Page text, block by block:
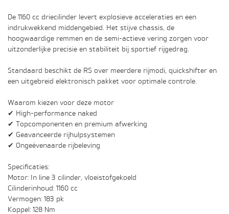
De 1160 cc driecilinder levert explosieve acceleraties en een
indrukwekkend middengebied. Het stijve chassis, de
hoogwaardige remmen en de semi-actieve vering zorgen voor
uitzonderlijke precisie en stabiliteit bij sportief rijgedrag.
Standaard beschikt de RS over meerdere rijmodi, quickshifter en
een uitgebreid elektronisch pakket voor optimale controle.
Waarom kiezen voor deze motor
✔ High-performance naked
✔ Topcomponenten en premium afwerking
✔ Geavanceerde rijhulpsystemen
✔ Ongeëvenaarde rijbeleving
Specificaties:
Motor: In line 3 cilinder, vloeistofgekoeld
Cilinderinhoud: 1160 cc
Vermogen: 183 pk
Koppel: 128 Nm